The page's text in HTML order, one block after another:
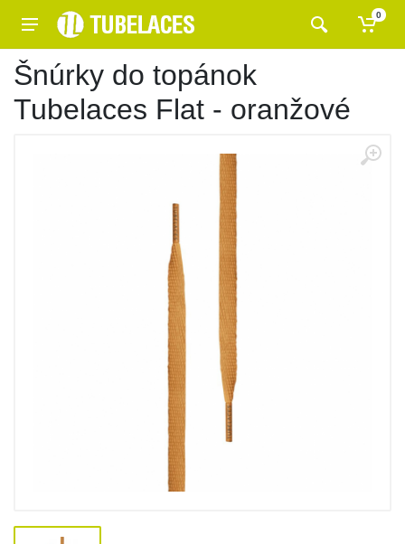
0
Šnúrky do topánok
Tubelaces Flat - oranžové